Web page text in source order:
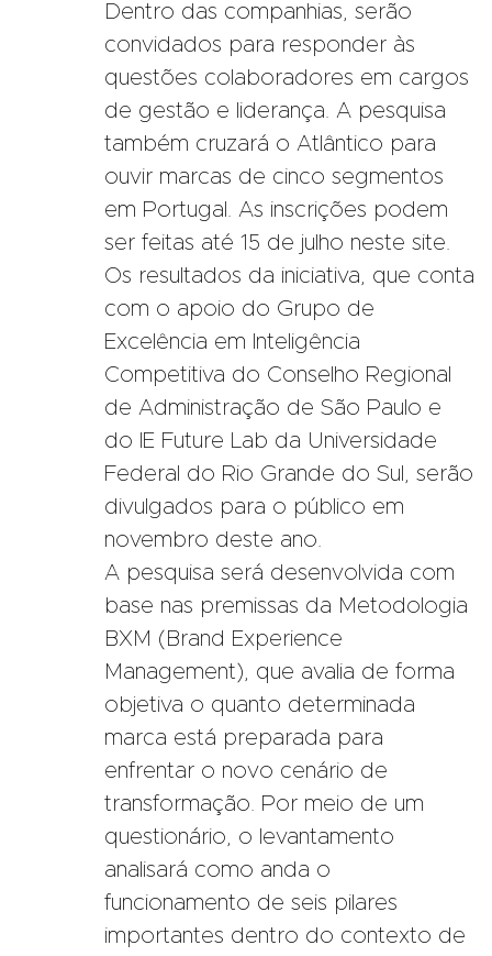
Dentro das companhias, serão
convidados para responder às
questões colaboradores em cargos
de gestão e liderança. A pesquisa
também cruzará o Atlântico para
ouvir marcas de cinco segmentos
em Portugal. As inscrições podem
ser feitas até 15 de julho neste site.
Os resultados da iniciativa, que conta
com o apoio do Grupo de
Excelência em Inteligência
Competitiva do Conselho Regional
de Administração de São Paulo e
do IE Future Lab da Universidade
Federal do Rio Grande do Sul, serão
divulgados para o público em
novembro deste ano.
A pesquisa será desenvolvida com
base nas premissas da Metodologia
BXM (Brand Experience
Management), que avalia de forma
objetiva o quanto determinada
marca está preparada para
enfrentar o novo cenário de
transformação. Por meio de um
questionário, o levantamento
analisará como anda o
funcionamento de seis pilares
importantes dentro do contexto de